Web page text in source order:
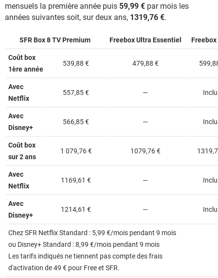
mensuels la première année puis 59,99 € par mois les
années suivantes soit, sur deux ans, 1319,76 €.
SFR Box 8 TV Premium Freebox Ultra Essentiel
Coût box
1ère année
539,88 € 479,88 €
Avec
Netflix
557,85 € —
Avec
Disney+
566,85 € —
Coût box
sur 2 ans
1 079,76 € 1079,76 €
Avec
Netflix
1169,61 € —
Avec
Disney+
1214,61 € —
Chez SFR Netflix Standard : 5,99 €/mois pendant 9 mois
ou Disney+ Standard : 8,99 €/mois pendant 9 mois
Les tarifs indiqués ne tiennent pas compte des frais
d'activation de 49 € pour Free et SFR.